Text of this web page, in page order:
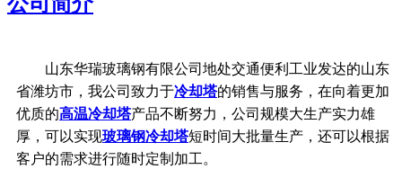
山东华瑞玻璃钢有限公司地处交通便利工业发达的山东
省潍坊市，我公司致力于冷却塔的销售与服务，在向着更加
优质的高温冷却塔产品不断努力，公司规模大生产实力雄
厚，可以实现玻璃钢冷却塔短时间大批量生产，还可以根据
客户的需求进行随时定制加工。